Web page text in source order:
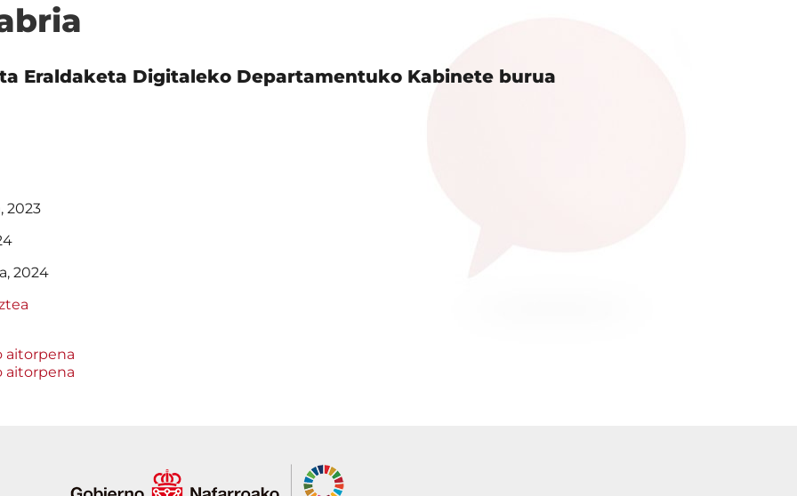
Eraldaketa Digitaleko Departamentuko Kabinete burua
2023
2024
aitorpena
aitorpena